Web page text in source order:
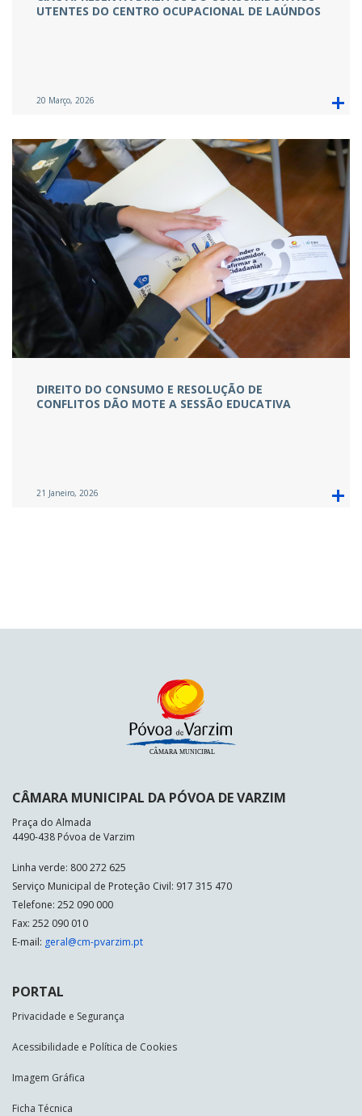
UTENTES DO CENTRO OCUPACIONAL DE LAÚNDOS
20 Março, 2026
DIREITO DO CONSUMO E RESOLUÇÃO DE
CONFLITOS DÃO MOTE A SESSÃO EDUCATIVA
21 Janeiro, 2026
CÂMARA MUNICIPAL DA PÓVOA DE VARZIM
Praça do Almada
4490-438 Póvoa de Varzim
Linha verde: 800 272 625
Serviço Municipal de Proteção Civil: 917 315 470
Telefone: 252 090 000
Fax: 252 090 010
E-mail: geral@cm-pvarzim.pt
PORTAL
Privacidade e Segurança
Acessibilidade e Política de Cookies
Imagem Gráfica
Ficha Técnica